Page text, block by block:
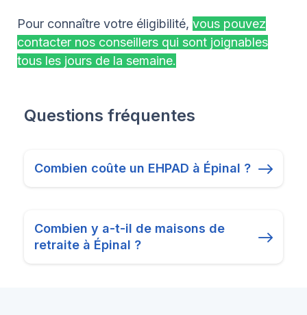
Pour connaître votre éligibilité, vous pouvez
contacter nos conseillers qui sont joignables
tous les jours de la semaine.
Questions fréquentes
Combien coûte un EHPAD à Épinal ?
Combien y a-t-il de maisons de
retraite à Épinal ?